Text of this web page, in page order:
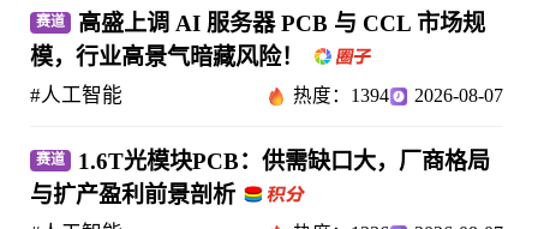
赛道
高盛上调 AI 服务器 PCB 与 CCL 市场规
模，行业高景气暗藏风险！
#人工智能 热度：1394 2026-08-07
赛道
1.6T光模块PCB：供需缺口大，厂商格局
与扩产盈利前景剖析